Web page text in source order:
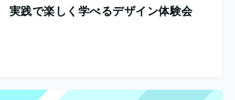
践で楽しく学べるデザイン体験会